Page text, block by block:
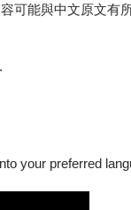
可能與中文原文有
your preferred